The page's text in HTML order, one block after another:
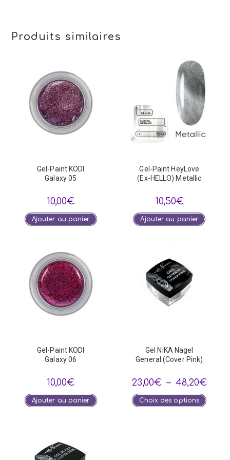
Produits similaires
Gel-Paint KODI
Galaxy 05
10,00€
Ajouter au panier
Gel-Paint HeyLove
(Ex-HELLO) Metallic
10,50€
Ajouter au panier
Gel-Paint KODI
Galaxy 06
10,00€
Ajouter au panier
Gel NiKA Nagel
General (Cover Pink)
23,00€ – 48,20€Plage
de
Choix des options